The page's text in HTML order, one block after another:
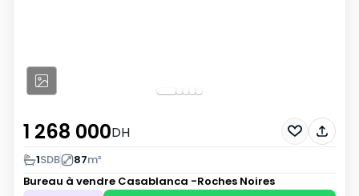
1 268 000DH
1SDB 87m²
Bureau à vendre Casablanca -Roches Noires